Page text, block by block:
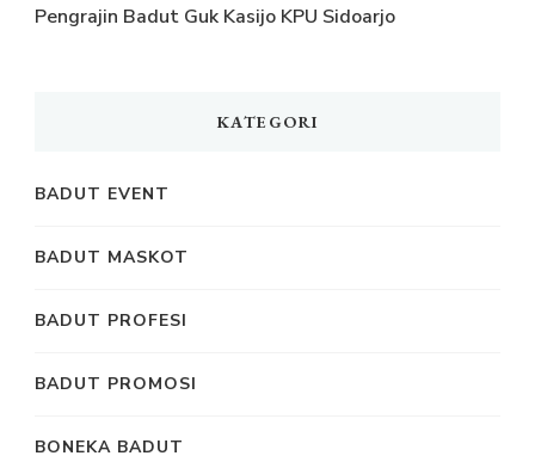
Pengrajin Badut Guk Kasijo KPU Sidoarjo
KATEGORI
BADUT EVENT
BADUT MASKOT
BADUT PROFESI
BADUT PROMOSI
BONEKA BADUT